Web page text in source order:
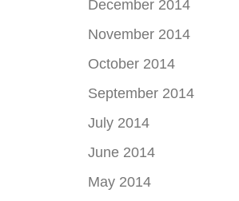
December 2014
November 2014
October 2014
September 2014
July 2014
June 2014
May 2014